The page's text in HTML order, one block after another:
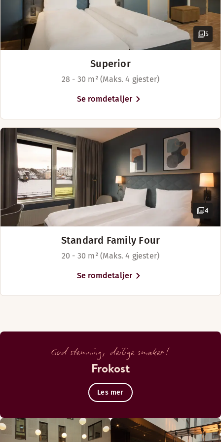
5
Superior
28 - 30 m² (Maks. 4 gjester)
Se romdetaljer
4
Standard Family Four
20 - 30 m² (Maks. 4 gjester)
Se romdetaljer
God stemning, deilige smaker!
Frokost
Les mer